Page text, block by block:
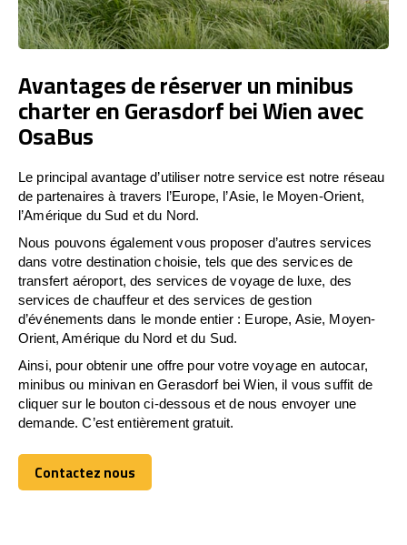
Avantages de réserver un minibus
charter en Gerasdorf bei Wien avec
OsaBus
Le principal avantage d’utiliser notre service est notre réseau
de partenaires à travers l’Europe, l’Asie, le Moyen-Orient,
l’Amérique du Sud et du Nord.
Nous pouvons également vous proposer d’autres services
dans votre destination choisie, tels que des services de
transfert aéroport, des services de voyage de luxe, des
services de chauffeur et des services de gestion
d’événements dans le monde entier : Europe, Asie, Moyen-
Orient, Amérique du Nord et du Sud.
Ainsi, pour obtenir une offre pour votre voyage en autocar,
minibus ou minivan en Gerasdorf bei Wien, il vous suffit de
cliquer sur le bouton ci-dessous et de nous envoyer une
demande. C’est entièrement gratuit.
Contactez nous
Contactez nous